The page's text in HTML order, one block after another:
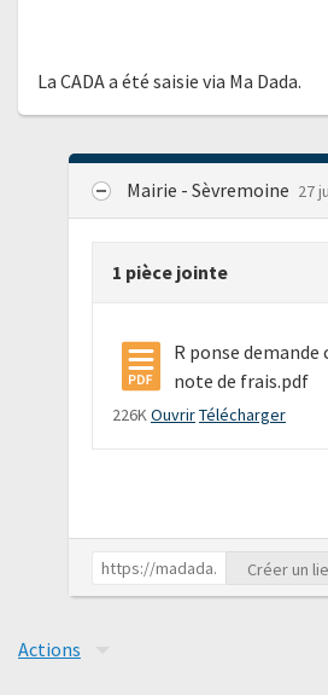
La CADA a été saisie via Ma Dada.
Mairie - Sèvremoine 27
1 pièce jointe
R ponse
note de frais.pdf
226KOuvrirTélécharger
Créer un
Actions